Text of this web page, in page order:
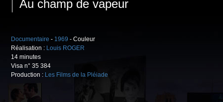
Au champ de vapeur
Documentaire - 1969 - Couleur
Réalisation : Louis ROGER
14 minutes
Visa n° 35 384
Production : Les Films de la Pléiade